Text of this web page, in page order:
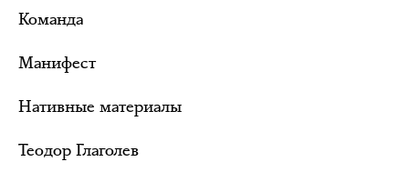
Команда
Манифест
Нативные материалы
Теодор Глаголев